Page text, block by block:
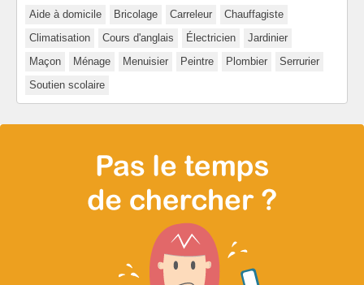
Aide à domicile Bricolage Carreleur
Chauffagiste
Climatisation
Cours d'anglais Électricien
Jardinier
Maçon
Ménage Menuisier Peintre Plombier
Serrurier
Soutien scolaire